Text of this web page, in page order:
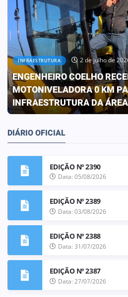
OBRAS 30 de junho de 2026
PREFEITURA CONCLUI
TRANSFORMA A
FRANCO DE OLIVEIRA
DIÁRIO OFICIAL
EDIÇÃO Nº 2390
Data: 05/08/2026
EDIÇÃO Nº 2389
Data: 03/08/2026
EDIÇÃO Nº 2388
Data: 31/07/2026
EDIÇÃO Nº 2387
Data: 27/07/2026